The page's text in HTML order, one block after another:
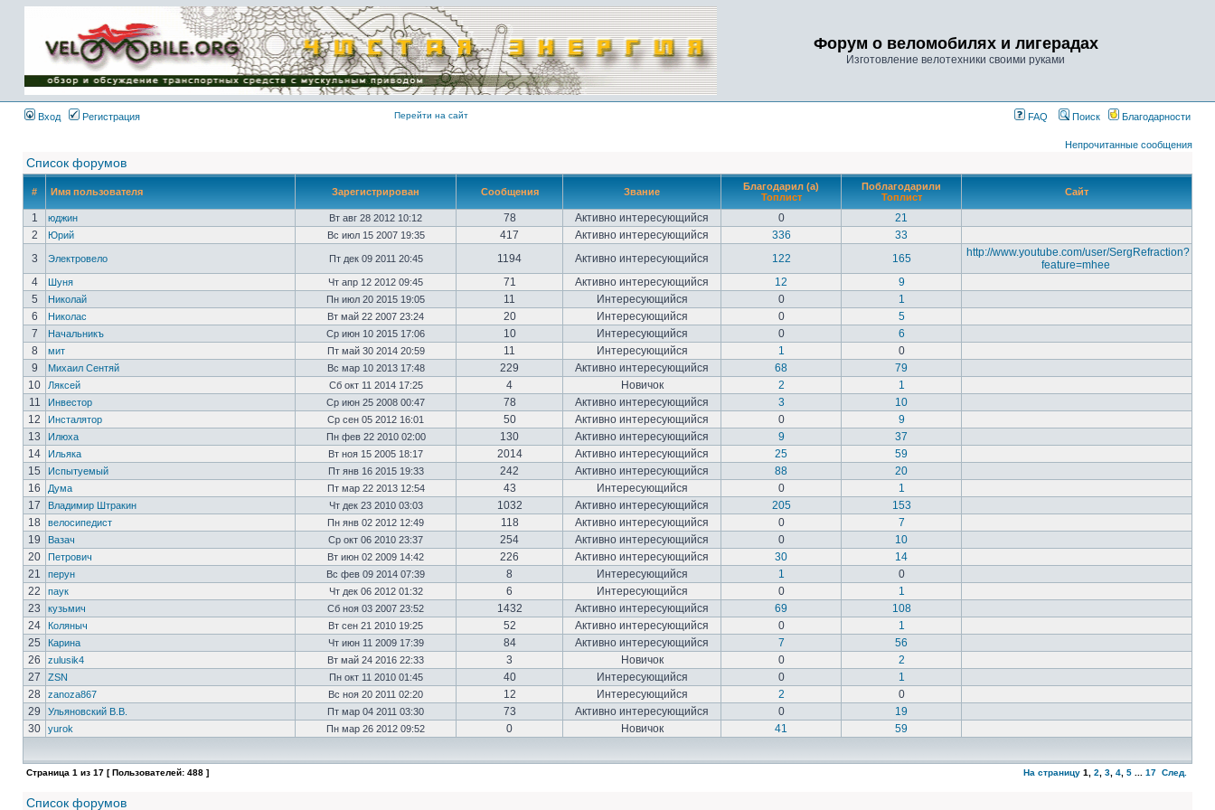
Имя пользователя:
Пароль:
{ LOG_ME_IN_SHORT
}
Форум о веломобилях и лигерадах
Изготовление велотехники своими руками
Вход Регистрация Перейти на сайт FAQ Поиск Благодарности
Непрочитанные сообщения
Список форумов
# Имя пользователя Зарегистрирован Сообщения Звание
Благодарил (а)
Топлист
Поблагодарили
Топлист
Сайт
1 юджин Вт авг 28 2012 10:12 78 Активно интересующийся 0
21
2
Юрий Вс июл 15 2007 19:35 417 Активно интересующийся 336
33
3
Электровело Пт дек 09 2011 20:45 1194 Активно интересующийся 122 165
http://www.youtube.com/user/SergRefraction?
feature=mhee
4
Шуня Чт апр 12 2012 09:45 71 Активно интересующийся 12
9
5
Николай Пн июл 20 2015 19:05 11 Интересующийся 0
1
6
Николас Вт май 22 2007 23:24 20 Интересующийся 0
5
7
Начальникъ Ср июн 10 2015 17:06 10 Интересующийся 0
6
8
мит Пт май 30 2014 20:59 11 Интересующийся 1
0
9
Михаил Сентяй Вс мар 10 2013 17:48 229 Активно интересующийся 68
79
10
Ляксей Сб окт 11 2014 17:25 4 Новичок 2
1
11
Инвестор Ср июн 25 2008 00:47 78 Активно интересующийся 3
10
12
Инсталятор Ср сен 05 2012 16:01 50 Активно интересующийся 0
9
13
Илюха Пн фев 22 2010 02:00 130 Активно интересующийся 9
37
14
Ильяка Вт ноя 15 2005 18:17 2014 Активно интересующийся 25
59
15
Испытуемый Пт янв 16 2015 19:33 242 Активно интересующийся 88
20
16
Дума Пт мар 22 2013 12:54 43 Интересующийся 0
1
17
Владимир Штракин Чт дек 23 2010 03:03 1032 Активно интересующийся 205
153
18
велосипедист Пн янв 02 2012 12:49 118 Активно интересующийся 0
7
19
Вазач Ср окт 06 2010 23:37 254 Активно интересующийся 0
10
20
Петрович Вт июн 02 2009 14:42 226 Активно интересующийся 30
14
21
перун Вс фев 09 2014 07:39 8 Интересующийся 1
0
22
паук Чт дек 06 2012 01:32 6 Интересующийся 0
1
23
кузьмич Сб ноя 03 2007 23:52 1432 Активно интересующийся 69
108
24
Коляныч Вт сен 21 2010 19:25 52 Активно интересующийся 0
1
25
Карина Чт июн 11 2009 17:39 84 Активно интересующийся 7
56
26
zulusik4 Вт май 24 2016 22:33 3 Новичок 0
2
27
ZSN Пн окт 11 2010 01:45 40 Интересующийся 0
1
28
zanoza867 Вс ноя 20 2011 02:20 12 Интересующийся 2
0
29
Ульяновский В.В. Пт мар 04 2011 03:30 73 Активно интересующийся 0
19
30
yurok Пн мар 26 2012 09:52 0 Новичок 41 59
Страница 1 из 17 [ Пользователей: 488 ] На страницу 1 2 3 4 5 17 След.
Список форумов